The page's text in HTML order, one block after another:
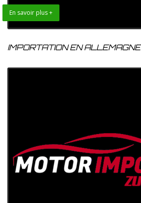
En savoir plus +
IMPORTATION EN ALLEMAGNE